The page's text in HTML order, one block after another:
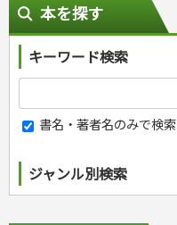
本を探す
キーワード検索
書名・著者名のみで検索
ジャンル別検索